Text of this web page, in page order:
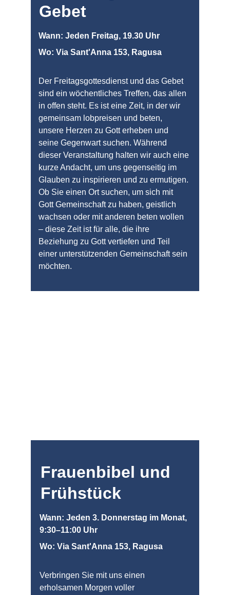
Gebet
Wann: Jeden Freitag, 19.30 Uhr
Wo: Via Sant'Anna 153, Ragusa
Der Freitagsgottesdienst und das Gebet
sind ein wöchentliches Treffen, das allen
in offen steht. Es ist eine Zeit, in der wir
gemeinsam lobpreisen und beten,
unsere Herzen zu Gott erheben und
seine Gegenwart suchen. Während
dieser Veranstaltung halten wir auch eine
kurze Andacht, um uns gegenseitig im
Glauben zu inspirieren und zu ermutigen.
Ob Sie einen Ort suchen, um sich mit
Gott Gemeinschaft zu haben, geistlich
wachsen oder mit anderen beten wollen
– diese Zeit ist für alle, die ihre
Beziehung zu Gott vertiefen und Teil
einer unterstützenden Gemeinschaft sein
möchten.
Wann: Jeden 3. Donnerstag im Monat,
9:30–11:00 Uhr
Wo: Via Sant'Anna 153, Ragusa
Verbringen Sie mit uns einen
erholsamen Morgen voller
Frauenbibel und
Frühstück